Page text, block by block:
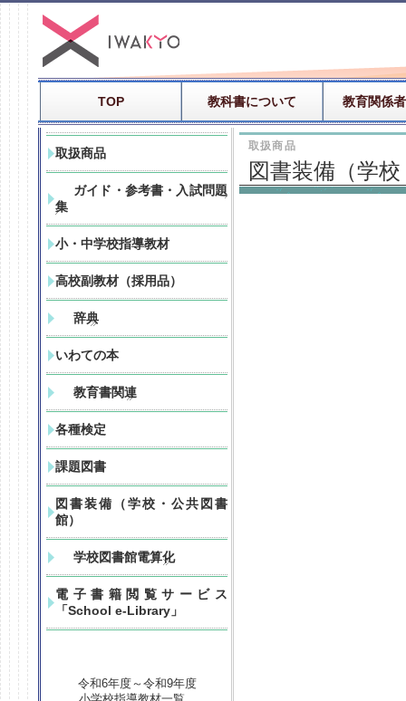
TOP 教科書について 教育関係
取扱商品
ガイド・参考書・入試問題
集
小・中学校指導教材
高校副教材（採用品）
辞典
いわての本
教育書関連
各種検定
課題図書
図書装備（学校・公共図書
館）
学校図書館電算化
電子書籍閲覧サービス
「School e-Library」
令和6年度～令和9年度
取扱商品
図書装備（学